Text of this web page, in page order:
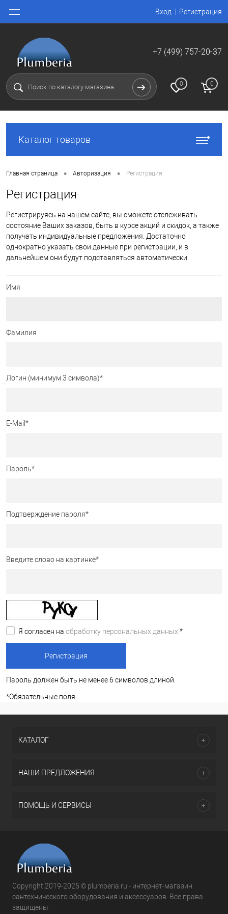
Вход Регистрация
+7 (499) 757-20-37
0 0
Каталог товаров
Главная страница • Авторизация • Регистрация
Регистрация
Регистрируясь на нашем сайте, вы сможете отслеживать
состояние Ваших заказов, быть в курсе акций и скидок, а также
получать индивидуальные предложения. Достаточно
однократно указать свои данные при регистрации, и в
дальнейшем они будут подставляться автоматически.
Имя
Фамилия
Логин (минимум 3 символа)*
E-Mail *
Пароль*
Подтверждение пароля*
Введите слово на картинке*
Я согласен на обработку персональных данных. *
Пароль должен быть не менее 6 символов длиной.
*Обязательные поля.
КАТАЛОГ
НАШИ ПРЕДЛОЖЕНИЯ
ПОМОЩЬ И СЕРВИСЫ
Copyright 2019-2025 © plumberia.ru - интернет-магазин
сантехнического оборудования и аксессуаров. Все права
защищены.